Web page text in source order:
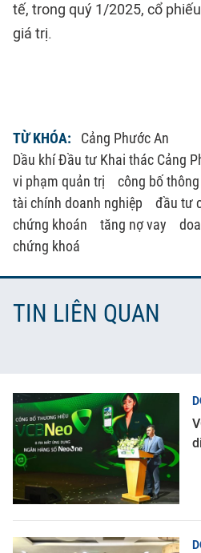
tế, trong quý 1/2025, cổ
giá trị.
TỪ KHÓA:
Cảng Phước An
Dầu khí Đầu tư Khai thác Cảng
vi phạm quản trị
công bố
tài chính doanh nghiệp
đầu tư
chứng khoán
tăng nợ vay
chứng khoá
TIN LIÊN QUAN